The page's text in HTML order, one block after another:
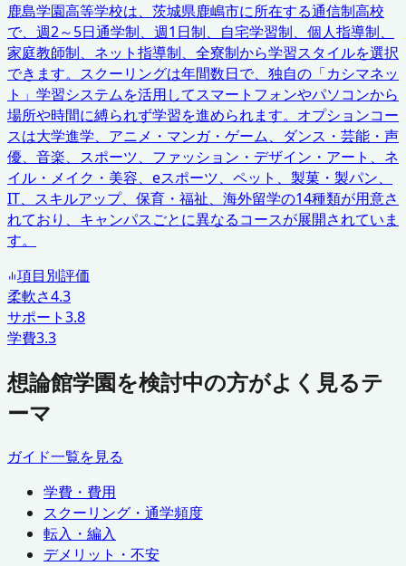
鹿島学園高等学校は、茨城県鹿嶋市に所在する通信制高校
で、週2～5日通学制、週1日制、自宅学習制、個人指導制、
家庭教師制、ネット指導制、全寮制から学習スタイルを選択
できます。スクーリングは年間数日で、独自の「カシマネッ
ト」学習システムを活用してスマートフォンやパソコンから
場所や時間に縛られず学習を進められます。オプションコー
スは大学進学、アニメ・マンガ・ゲーム、ダンス・芸能・声
優、音楽、スポーツ、ファッション・デザイン・アート、ネ
イル・メイク・美容、eスポーツ、ペット、製菓・製パン、
IT、スキルアップ、保育・福祉、海外留学の14種類が用意さ
れており、キャンパスごとに異なるコースが展開されていま
す。
項目別評価
柔軟さ4.3
サポート3.8
学費3.3
想論館学園を検討中の方がよく見るテ
ーマ
ガイド一覧を見る
学費・費用
スクーリング・通学頻度
転入・編入
デメリット・不安